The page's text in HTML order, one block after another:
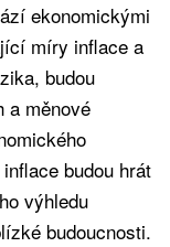
ekonomickými
míry inflace a
budou
a měnové
budou hrát
výhledu
budoucnosti.